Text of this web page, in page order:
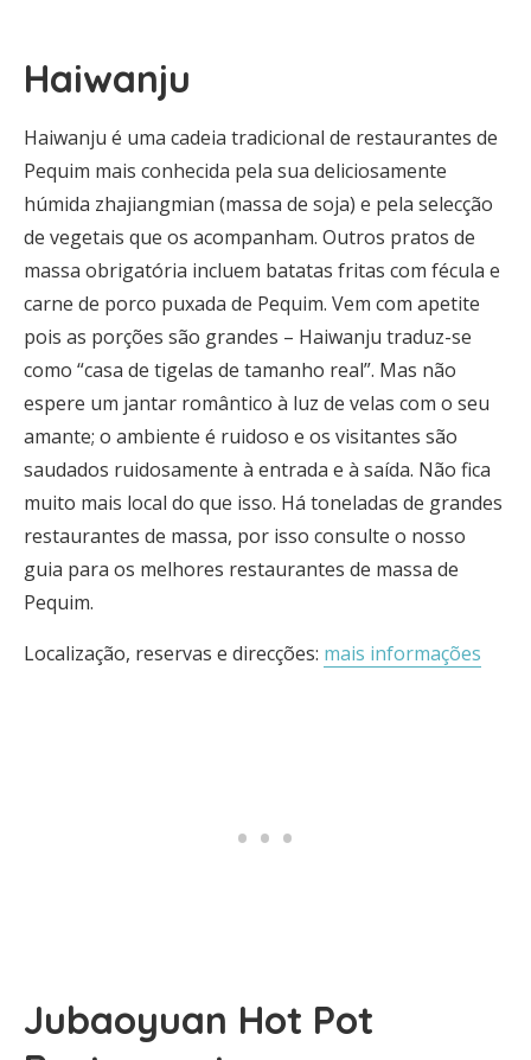
Haiwanju
Haiwanju é uma cadeia tradicional de restaurantes de
Pequim mais conhecida pela sua deliciosamente
húmida zhajiangmian (massa de soja) e pela selecção
de vegetais que os acompanham. Outros pratos de
massa obrigatória incluem batatas fritas com fécula e
carne de porco puxada de Pequim. Vem com apetite
pois as porções são grandes – Haiwanju traduz-se
como “casa de tigelas de tamanho real”. Mas não
espere um jantar romântico à luz de velas com o seu
amante; o ambiente é ruidoso e os visitantes são
saudados ruidosamente à entrada e à saída. Não fica
muito mais local do que isso. Há toneladas de grandes
restaurantes de massa, por isso consulte o nosso
guia para os melhores restaurantes de massa de
Pequim.
Localização, reservas e direcções: mais informações
Jubaoyuan Hot Pot